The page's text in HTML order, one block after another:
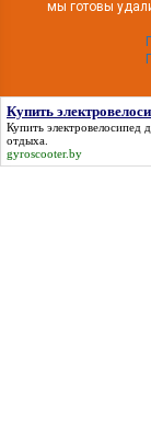
мы готовы
Купить
Купить электровелосипед
отдыха.
gyroscooter.by